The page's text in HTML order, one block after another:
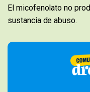
El micofenolato no
sustancia de abuso.